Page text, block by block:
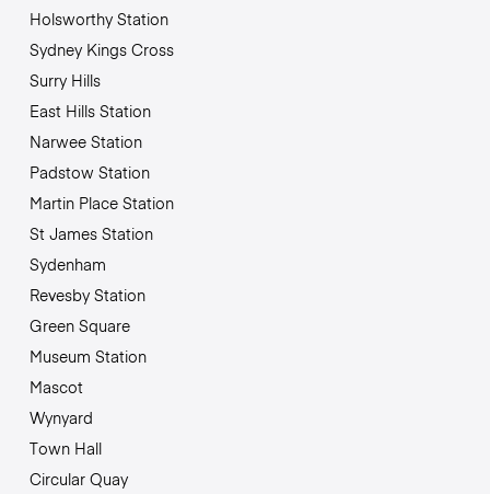
Holsworthy Station
Sydney Kings Cross
Surry Hills
East Hills Station
Narwee Station
Padstow Station
Martin Place Station
St James Station
Sydenham
Revesby Station
Green Square
Museum Station
Mascot
Wynyard
Town Hall
Circular Quay